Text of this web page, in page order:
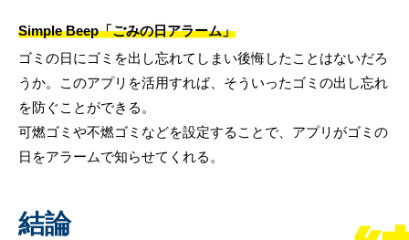
Simple Beep「ごみの日アラーム」
ゴミの日にゴミを出し忘れてしまい後悔したことはないだろ
うか。このアプリを活用すれば、そういったゴミの出し忘れ
を防ぐことができる。
可燃ゴミや不燃ゴミなどを設定することで、アプリがゴミの
日をアラームで知らせてくれる。
結論